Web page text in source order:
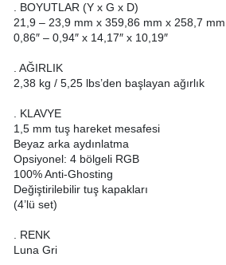
. BOYUTLAR (Y x G x D)
21,9 – 23,9 mm x 359,86 mm x 258,7 mm
0,86″ – 0,94″ x 14,17″ x 10,19″
. AĞIRLIK
2,38 kg / 5,25 lbs’den başlayan ağırlık
. KLAVYE
1,5 mm tuş hareket mesafesi
Beyaz arka aydınlatma
Opsiyonel: 4 bölgeli RGB
100% Anti-Ghosting
Değiştirilebilir tuş kapakları
(4’lü set)
. RENK
Luna Gri